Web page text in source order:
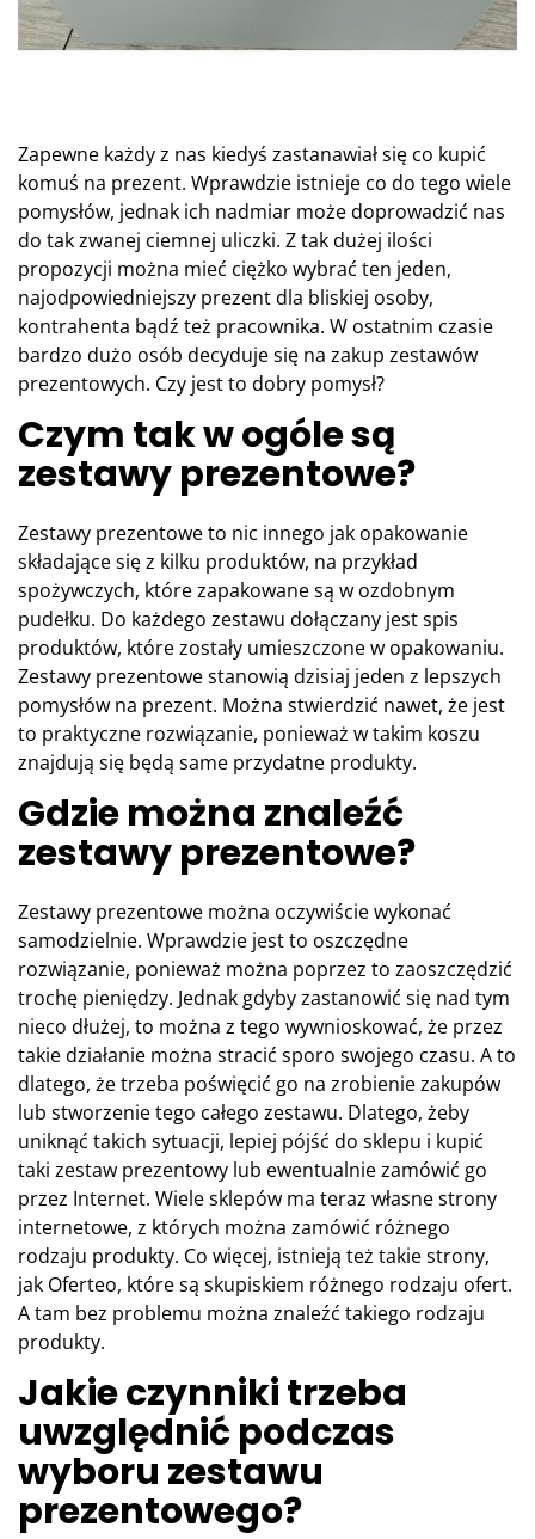
Zapewne każdy z nas kiedyś zastanawiał się co kupić
komuś na prezent. Wprawdzie istnieje co do tego wiele
pomysłów, jednak ich nadmiar może doprowadzić nas
do tak zwanej ciemnej uliczki. Z tak dużej ilości
propozycji można mieć ciężko wybrać ten jeden,
najodpowiedniejszy prezent dla bliskiej osoby,
kontrahenta bądź też pracownika. W ostatnim czasie
bardzo dużo osób decyduje się na zakup zestawów
prezentowych. Czy jest to dobry pomysł?
Czym tak w ogóle są
zestawy prezentowe?
Zestawy prezentowe to nic innego jak opakowanie
składające się z kilku produktów, na przykład
spożywczych, które zapakowane są w ozdobnym
pudełku. Do każdego zestawu dołączany jest spis
produktów, które zostały umieszczone w opakowaniu.
Zestawy prezentowe stanowią dzisiaj jeden z lepszych
pomysłów na prezent. Można stwierdzić nawet, że jest
to praktyczne rozwiązanie, ponieważ w takim koszu
znajdują się będą same przydatne produkty.
Gdzie można znaleźć
zestawy prezentowe?
Zestawy prezentowe można oczywiście wykonać
samodzielnie. Wprawdzie jest to oszczędne
rozwiązanie, ponieważ można poprzez to zaoszczędzić
trochę pieniędzy. Jednak gdyby zastanowić się nad tym
nieco dłużej, to można z tego wywnioskować, że przez
takie działanie można stracić sporo swojego czasu. A to
dlatego, że trzeba poświęcić go na zrobienie zakupów
lub stworzenie tego całego zestawu. Dlatego, żeby
uniknąć takich sytuacji, lepiej pójść do sklepu i kupić
taki zestaw prezentowy lub ewentualnie zamówić go
przez Internet. Wiele sklepów ma teraz własne strony
internetowe, z których można zamówić różnego
rodzaju produkty. Co więcej, istnieją też takie strony,
jak Oferteo, które są skupiskiem różnego rodzaju ofert.
A tam bez problemu można znaleźć takiego rodzaju
produkty.
Jakie czynniki trzeba
uwzględnić podczas
wyboru zestawu
prezentowego?